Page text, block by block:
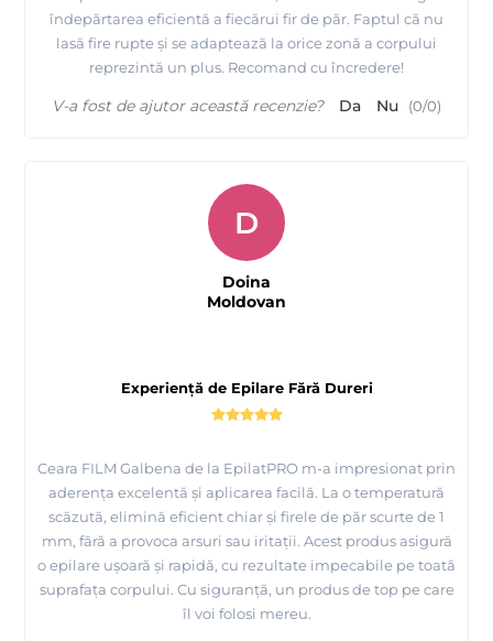
îndepărtarea eficientă a fiecărui fir de păr. Faptul că nu
lasă fire rupte și se adaptează la orice zonă a corpului
reprezintă un plus. Recomand cu încredere!
V-a fost de ajutor această recenzie? Da Nu (0/0)
Experiență de Epilare Fără Dureri
Ceara FILM Galbena de la EpilatPRO m-a impresionat prin
aderența excelentă și aplicarea facilă. La o temperatură
scăzută, elimină eficient chiar și firele de păr scurte de 1
mm, fără a provoca arsuri sau iritații. Acest produs asigură
o epilare ușoară și rapidă, cu rezultate impecabile pe toată
suprafața corpului. Cu siguranță, un produs de top pe care
îl voi folosi mereu.
D
Doina
Moldovan